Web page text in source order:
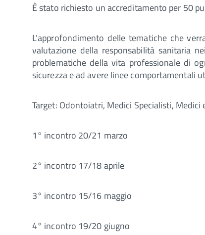
È stato richiesto un accreditamento per 50
L’approfondimento delle tematiche che
valutazione della responsabilità sanitaria
problematiche della vita professionale di
sicurezza e ad avere linee comportamentali
Target: Odontoiatri, Medici Specialisti,
1° incontro 20/21 marzo
2° incontro 17/18 aprile
3° incontro 15/16 maggio
4° incontro 19/20 giugno